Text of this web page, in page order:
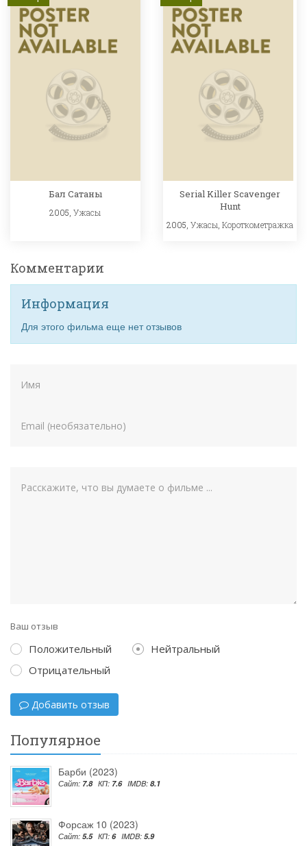
Бал Сатаны
2005,Ужасы
Serial Killer Scavenger
Hunt
2005,Ужасы,Короткометражка
Комментарии
Информация
Для этого фильма еще нет отзывов
Ваш отзыв
Положительный
Нейтральный
Отрицательный
Добавить отзыв
Популярное
Барби (2023)
Сайт: 7.8 КП: 7.6 IMDB: 8.1
Форсаж 10 (2023)
Сайт: 5.5 КП: 6 IMDB: 5.9